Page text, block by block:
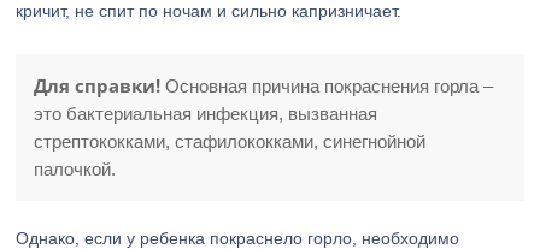
кричит, не спит по ночам и сильно капризничает.
Для справки! Основная причина покраснения горла –
это бактериальная инфекция, вызванная
стрептококками, стафилококками, синегнойной
палочкой.
Однако, если у ребенка покраснело горло, необходимо